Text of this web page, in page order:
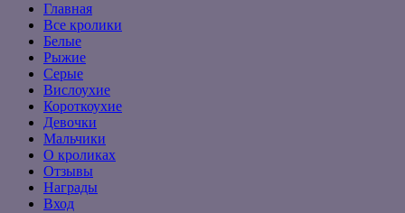
Главная
Все кролики
Белые
Рыжие
Серые
Вислоухие
Короткоухие
Девочки
Мальчики
О кроликах
Отзывы
Награды
Вход